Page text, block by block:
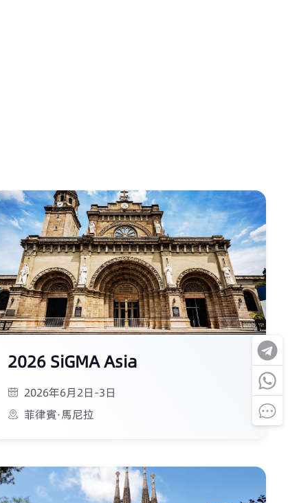
2026 SiGMA Asia
2026年6月2日-3日
菲律賓·馬尼拉